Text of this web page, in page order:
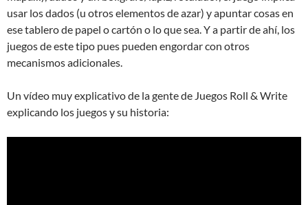
usar los dados (u otros elementos de azar) y apuntar cosas en
ese tablero de papel o cartón o lo que sea. Y a partir de ahí, los
juegos de este tipo pues pueden engordar con otros
mecanismos adicionales.
Un vídeo muy explicativo de la gente de Juegos Roll & Write
explicando los juegos y su historia: